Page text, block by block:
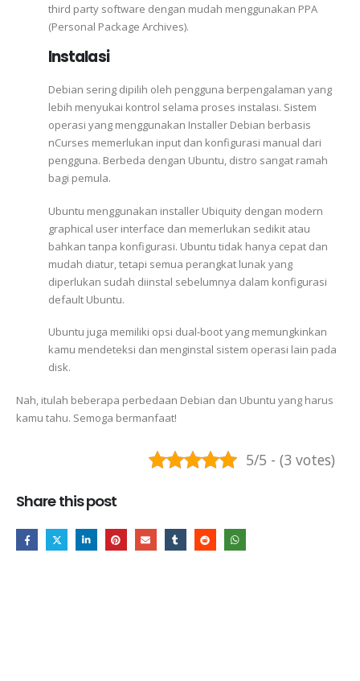
third party software dengan mudah menggunakan PPA
(Personal Package Archives).
Instalasi
Debian sering dipilih oleh pengguna berpengalaman yang
lebih menyukai kontrol selama proses instalasi. Sistem
operasi yang menggunakan Installer Debian berbasis
nCurses memerlukan input dan konfigurasi manual dari
pengguna. Berbeda dengan Ubuntu, distro sangat ramah
bagi pemula.
Ubuntu menggunakan installer Ubiquity dengan modern
graphical user interface dan memerlukan sedikit atau
bahkan tanpa konfigurasi. Ubuntu tidak hanya cepat dan
mudah diatur, tetapi semua perangkat lunak yang
diperlukan sudah diinstal sebelumnya dalam konfigurasi
default Ubuntu.
Ubuntu juga memiliki opsi dual-boot yang memungkinkan
kamu mendeteksi dan menginstal sistem operasi lain pada
disk.
Nah, itulah beberapa perbedaan Debian dan Ubuntu yang harus
kamu tahu. Semoga bermanfaat!
5/5 - (3 votes)
Share this post